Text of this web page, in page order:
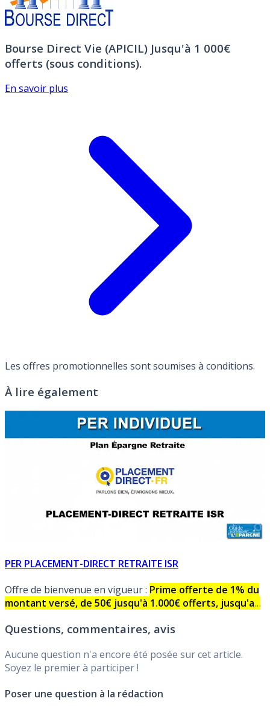
Bourse Direct Vie (APICIL) Jusqu'à 1 000€
offerts (sous conditions).
En savoir plus
Les offres promotionnelles sont soumises à conditions.
À lire également
PER PLACEMENT-DIRECT RETRAITE ISR
Offre de bienvenue en vigueur : Prime offerte de 1% du
montant versé, de 50€ jusqu'à 1.000€ offerts, jusqu'au
Questions, commentaires, avis
Aucune question n'a encore été posée sur cet article.
Soyez le premier à participer !
Poser une question à la rédaction